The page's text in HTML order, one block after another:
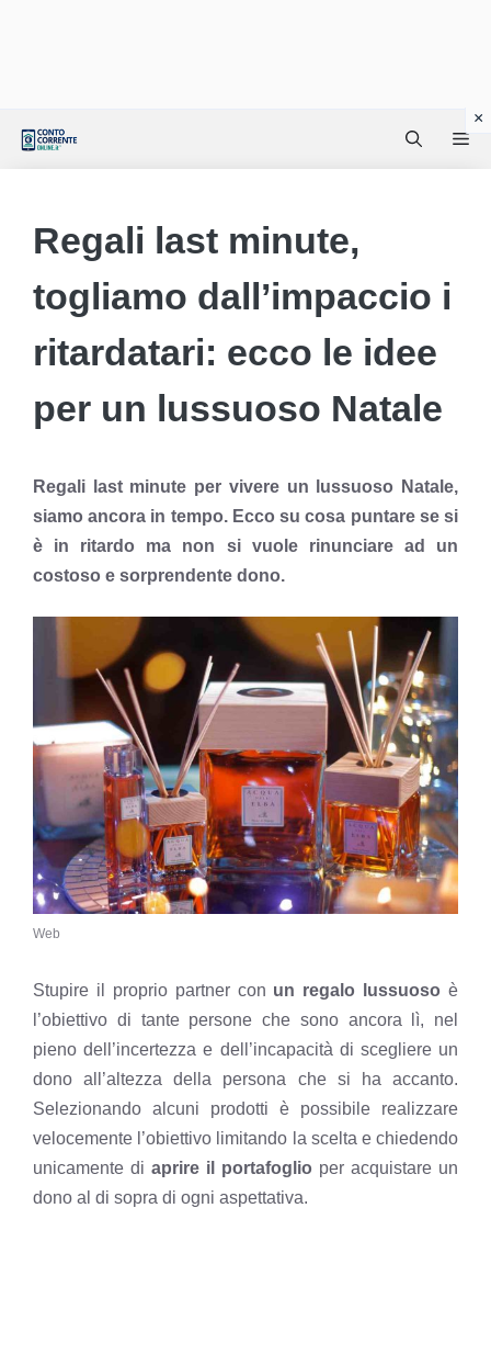
Regali last minute,
togliamo dall’impaccio i
ritardatari: ecco le idee
per un lussuoso Natale
Regali last minute per vivere un lussuoso Natale,
siamo ancora in tempo. Ecco su cosa puntare se si
è in ritardo ma non si vuole rinunciare ad un
costoso e sorprendente dono.
Web
Stupire il proprio partner con un regalo lussuoso è
l’obiettivo di tante persone che sono ancora lì, nel
pieno dell’incertezza e dell’incapacità di scegliere un
dono all’altezza della persona che si ha accanto.
Selezionando alcuni prodotti è possibile realizzare
velocemente l’obiettivo limitando la scelta e chiedendo
unicamente di aprire il portafoglio per acquistare un
dono al di sopra di ogni aspettativa.